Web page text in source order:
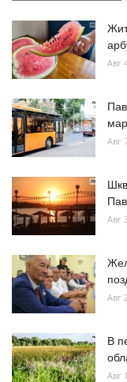
Авг
Авг
Авг
Авг
В
Авг